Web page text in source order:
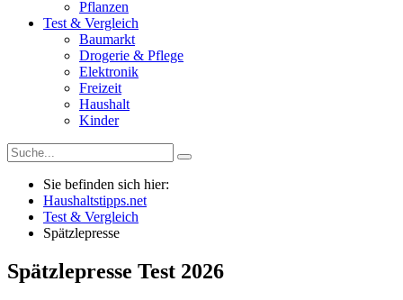
Pflanzen
Test & Vergleich
Baumarkt
Drogerie & Pflege
Elektronik
Freizeit
Haushalt
Kinder
Sie befinden sich hier:
Haushaltstipps.net
Test & Vergleich
Spätzlepresse
Spätzlepresse Test 2026